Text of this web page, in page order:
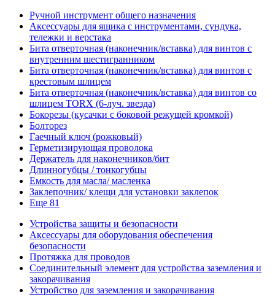
Ручной инструмент общего назначения
Аксессуары для ящика с инструментами, сундука,
тележки и верстака
Бита отверточная (наконечник/вставка) для винтов с
внутренним шестигранником
Бита отверточная (наконечник/вставка) для винтов с
крестовым шлицем
Бита отверточная (наконечник/вставка) для винтов со
шлицем TORX (6-луч. звезда)
Бокорезы (кусачки с боковой режущей кромкой)
Болторез
Гаечный ключ (рожковый)
Герметизирующая проволока
Держатель для наконечников/бит
Длинногубцы / тонкогубцы
Емкость для масла/ масленка
Заклепочник/ клещи для установки заклепок
Еще 81
Устройства защиты и безопасности
Аксессуары для оборудования обеспечения
безопасности
Протяжка для проводов
Соединительный элемент для устройства заземления и
закорачивания
Устройство для заземления и закорачивания